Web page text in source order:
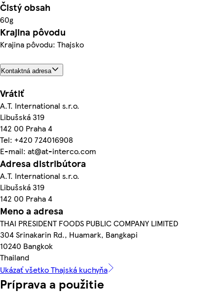
Čistý obsah
60g
Krajina pôvodu
Krajina pôvodu: Thajsko
Kontaktná adresa
Vrátiť
A.T. International s.r.o.
Libušská 319
142 00 Praha 4
Tel: +420 724016908
E-mail: at@at-interco.com
Adresa distribútora
A.T. International s.r.o.
Libušská 319
142 00 Praha 4
Meno a adresa
THAI PRESIDENT FOODS PUBLIC COMPANY LIMITED
304 Srinakarin Rd., Huamark, Bangkapi
10240 Bangkok
Thailand
Ukázať všetko Thajská kuchyňa
Príprava a použitie